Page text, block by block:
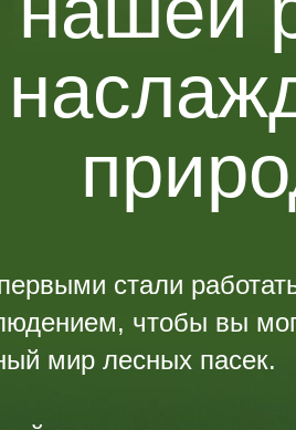
стали
чтобы вы
мир лесных пасек.